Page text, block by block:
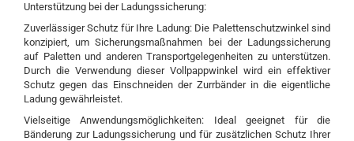
Unterstützung bei der Ladungssicherung:
Zuverlässiger Schutz für Ihre Ladung: Die Palettenschutzwinkel sind
konzipiert, um Sicherungsmaßnahmen bei der Ladungssicherung
auf Paletten und anderen Transportgelegenheiten zu unterstützen.
Durch die Verwendung dieser Vollpappwinkel wird ein effektiver
Schutz gegen das Einschneiden der Zurrbänder in die eigentliche
Ladung gewährleistet.
Vielseitige Anwendungsmöglichkeiten: Ideal geeignet für die
Bänderung zur Ladungssicherung und für zusätzlichen Schutz Ihrer